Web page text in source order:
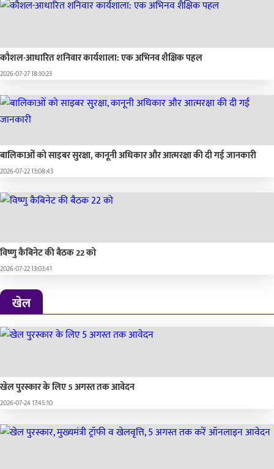
कौशल-आधारित शनिवार कार्यशाला: एक अभिनव शैक्षिक पहल
2026-07-27 18:10:23
बालिकाओं को साइबर सुरक्षा, कानूनी अधिकार और आत्मरक्षा की दी गई जानकारी
2026-07-22 13:08:43
विष्णु कैबिनेट की बैठक 22 को
2026-07-22 13:03:41
खेल
खेल पुरस्कार के लिए 5 अगस्त तक आवेदन
2026-07-24 17:45:10